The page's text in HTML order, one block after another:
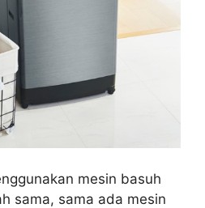
mesin basuh
sama, sama ada mesin